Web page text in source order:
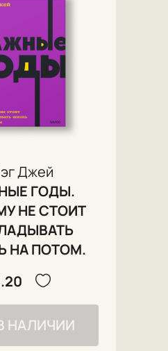
Джей
ГОДЫ.
НЕ СТОИТ
НА ПОТОМ.
НАЛИЧИИ